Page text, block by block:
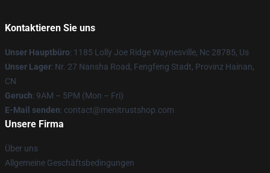
Kontaktieren Sie uns
Unser Hauptbüro: 1185 Lolly Joe Ridge Waynesville, Nc 28785, Us
Unser Lager: Nr. 27 Nansha Road, Fengfeng Stadt, Provinz Hainan,
CN
Geruch: 9AM – 5PM (Mon – Fri)
E-Mail senden: contact@menitrustshop.com
Unsere Firma
Über uns
Allgemeine Geschäftsbedingungen